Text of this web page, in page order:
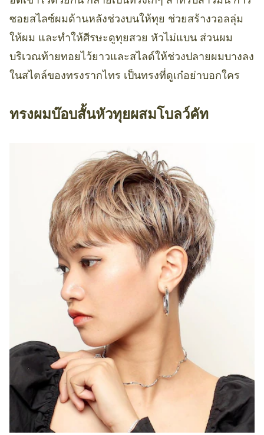
ซอยสไลซ์ผมด้านหลังช่วงบนให้ทุย ช่วยสร้างวอลลุ่ม
ให้ผม และทำให้ศีรษะดูทุยสวย หัวไม่แบน ส่วนผม
บริเวณท้ายทอยไว้ยาวและสไลด์ให้ช่วงปลายผมบางลง
ในสไตล์ของทรงรากไทร เป็นทรงที่ดูเก๋อย่าบอกใคร
ทรงผมบ๊อบสั้นหัวทุยผสมโบลว์คัท